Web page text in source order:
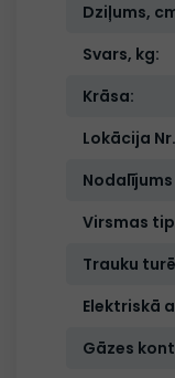
Dziļums,
Svars, kg:
Krāsa:
Lokācija
Virsmas
Trauku
Elektriskā
Gāzes